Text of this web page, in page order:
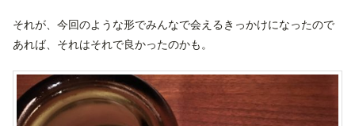
それが、今回のような形でみんなで会えるきっかけになったので
あれば、それはそれで良かったのかも。